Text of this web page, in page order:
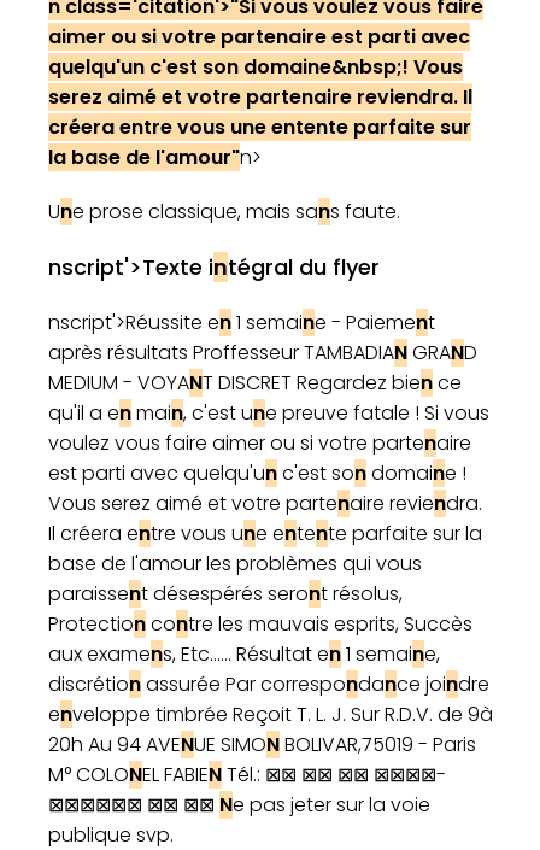
n class='citation'>"Si vous voulez vous faire
aimer ou si votre partenaire est parti avec
quelqu'un c'est son domaine&nbsp;! Vous
serez aimé et votre partenaire reviendra. Il
créera entre vous une entente parfaite sur
la base de l'amour"n>
Une prose classique, mais sans faute.
nscript'>Texte intégral du flyer
nscript'>Réussite en1 semaine - Paiement
après résultats Proffesseur TAMBADIANGRAND
MEDIUM - VOYANT DISCRET Regardez bience
qu'il a enmain, c'est une preuve fatale ! Si vous
voulez vous faire aimer ou si votre partenaire
est parti avec quelqu'unc'est sondomaine !
Vous serez aimé et votre partenaire reviendra.
Il créera entre vous une entente parfaite sur la
base de l'amour les problèmes qui vous
paraissent désespérés seront résolus,
Protectioncontre les mauvais esprits, Succès
aux examens, Etc...... Résultat en1 semaine,
discrétionassurée Par correspondance joindre
enveloppe timbrée Reçoit T. L. J. Sur R.D.V. de 9à
20h Au 94 AVENUE SIMONBOLIVAR,75019 - Paris
M° COLONEL FABIENTél.: ⊠⊠ ⊠⊠ ⊠⊠ ⊠⊠⊠⊠-
⊠⊠⊠⊠⊠⊠ ⊠⊠ ⊠⊠ Ne pas jeter sur la voie
publique svp.